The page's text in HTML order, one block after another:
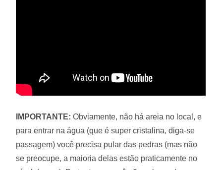
IMPORTANTE: Obviamente, não há areia no local, e
para entrar na água (que é super cristalina, diga-se
passagem) você precisa pular das pedras (mas não
se preocupe, a maioria delas estão praticamente no